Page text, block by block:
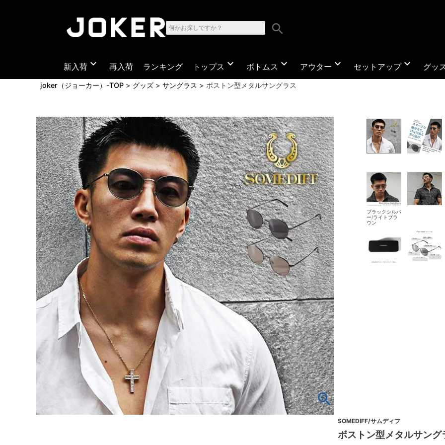
search
新入荷 expand_more 再入荷 ランキング トップス expand_more ボトムス expand_more アウター expand_more セットアップexpand_more グッ
joker（ジョーカー）-TOP グッズ サングラス ボストン型メタルサングラス
ブラックシルバ
ー/ライトブラ
ウン
SOMEDIFF/サムディフ
ボストン型メタルサング